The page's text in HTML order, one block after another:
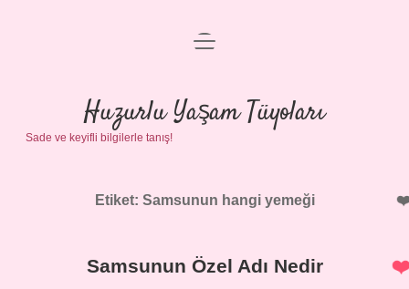
Anasayfa
Gizlilik Politikası
Yasal Uyarı
menüyü
Huzurlu Yaşam Tüyoları
Sade ve keyifli bilgilerle tanış!
Etiket: Samsunun hangi yemeği
Samsunun Özel Adı Nedir